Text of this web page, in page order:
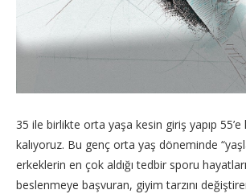
35 ile birlikte orta yaşa kesin giriş yapıp
kalıyoruz. Bu genç orta yaş döneminde
erkeklerin en çok aldığı tedbir sporu
beslenmeye başvuran, giyim tarzını